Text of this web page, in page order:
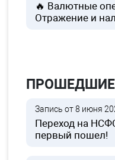
🔥 Валютные
Отражение и
Запись от 8 июня
Переход на
первый пошел!